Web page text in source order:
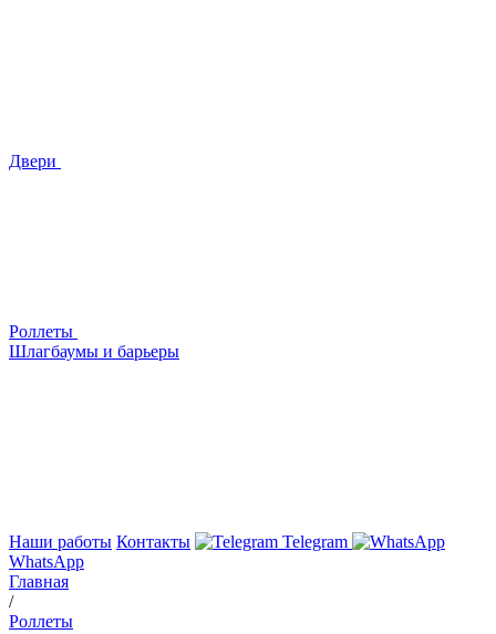
Двери
Роллеты
Шлагбаумы и барьеры
Наши работы Контакты
Telegram
WhatsApp
Главная
/
Роллеты